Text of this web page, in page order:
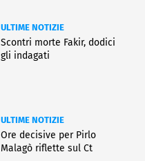
ULTIME NOTIZIE
Scontri morte Fakir, dodici
gli indagati
ULTIME NOTIZIE
Ore decisive per Pirlo
Malagò riflette sul Ct